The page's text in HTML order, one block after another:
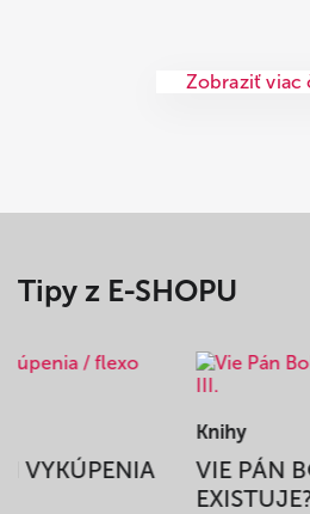
Zobraziť viac
Tipy z E-SHOPU
VYKÚPENIA
Knihy
VIE PÁN